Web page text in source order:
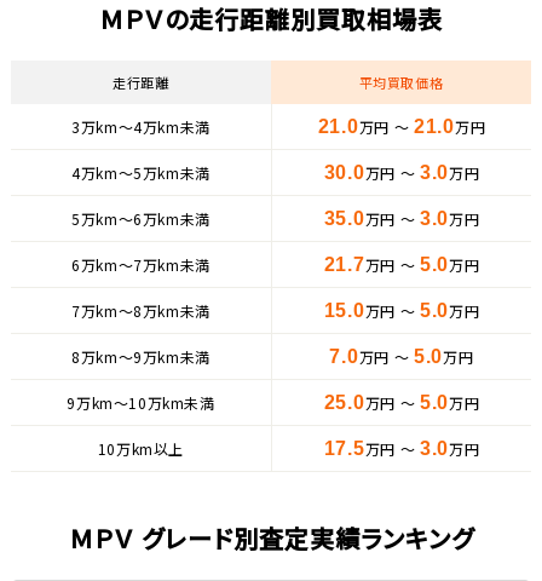
ＭＰＶの走行距離別買取相場表
走行距離 平均買取価格
3万km〜4万km未満 21.0万円 ～ 21.0万円
4万km〜5万km未満 30.0万円 ～ 3.0万円
5万km〜6万km未満 35.0万円 ～ 3.0万円
6万km〜7万km未満 21.7万円 ～ 5.0万円
7万km〜8万km未満 15.0万円 ～ 5.0万円
8万km〜9万km未満 7.0万円 ～ 5.0万円
9万km〜10万km未満 25.0万円 ～ 5.0万円
10万km以上 17.5万円 ～ 3.0万円
ＭＰＶ グレード別査定実績ランキング